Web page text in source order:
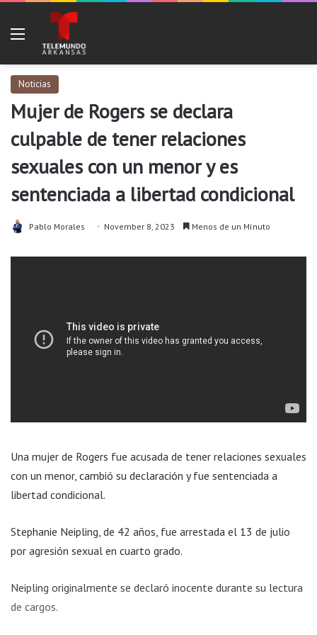
Noticias
Mujer de Rogers se declara
culpable de tener relaciones
sexuales con un menor y es
sentenciada a libertad condicional
Pablo Morales November 8, 2023 Menos de un Mínuto
Una mujer de Rogers fue acusada de tener relaciones sexuales
con un menor, cambió su declaración y fue sentenciada a
libertad condicional.
Stephanie Neipling, de 42 años, fue arrestada el 13 de julio
por agresión sexual en cuarto grado.
Neipling originalmente se declaró inocente durante su lectura
de cargos.